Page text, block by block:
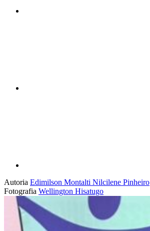
Autoria Edimilson Montalti Nilcilene Pinheiro
Fotografia Wellington Hisatugo